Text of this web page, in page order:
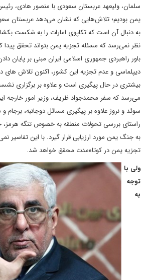
سلمان، ولیعهد عربستان سعودی با منصور هادی،
یمن بودیم؛ تلاش‌هایی که نشان می‌دهد عربستان
به دنبال آن است که تکاپوی امارات را به شکست
نظر نمی‌رسد که مسئله تجزیه یمن بتواند تحقق پیدا
باور راهبردی جمهوری اسلامی ایران مبنی بر پایان
دیپلماسی و عدم تجزیه این کشور، اکنون تلاش های
بیشتری در حال پیگیری است و علاوه بر برگزاری
می‌رسد که سفر محمدجواد ظریف، وزیر امور خارجه
سوئد و نروژ علاوه بر پیگیری مسائل دوجانبه، برجام و
راستای بررسی تحولات منطقه به خصوص تنگه هرمز،
به جنگ یمن مورد ارزیابی قرار گیرد. با این تفاسیر
تجزیه یمن در کوتاه‌مدت محقق خواهد شد.
ولی با
توجه
به